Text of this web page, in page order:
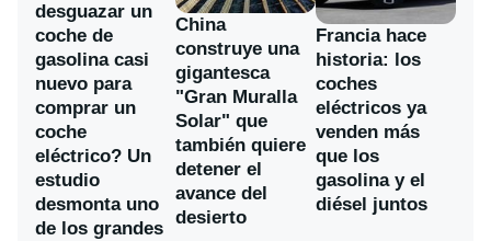
desguazar un
coche de
gasolina casi
nuevo para
comprar un
coche
eléctrico? Un
estudio
desmonta uno
de los grandes
China
construye una
gigantesca
"Gran Muralla
Solar" que
también quiere
detener el
avance del
desierto
Francia hace
historia: los
coches
eléctricos ya
venden más
que los
gasolina y el
diésel juntos